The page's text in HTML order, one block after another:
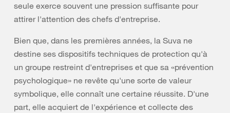
seule exerce souvent une pression suffisante pour
attirer l'attention des chefs d'entreprise.
Bien que, dans les premières années, la Suva ne
destine ses dispositifs techniques de protection qu'à
un groupe restreint d'entreprises et que sa «prévention
psychologique» ne revête qu'une sorte de valeur
symbolique, elle connaît une certaine réussite. D'une
part, elle acquiert de l'expérience et collecte des